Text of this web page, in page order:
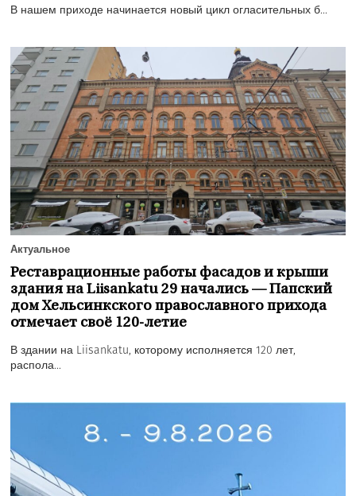
В нашем приходе начинается новый цикл огласительных б...
Актуальное
Реставрационные работы фасадов и крыши
здания на Liisankatu 29 начались — Папский
дом Хельсинкского православного прихода
отмечает своё 120-летие
В здании на Liisankatu, которому исполняется 120 лет,
распола...